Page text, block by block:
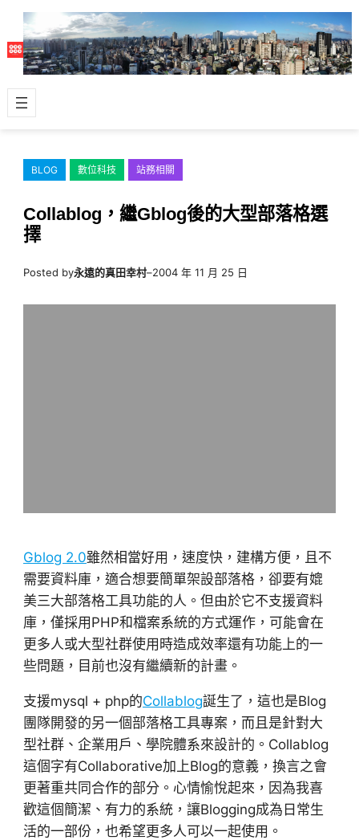
主
容
BLOG 數位科技 站務相關
Collablog，繼Gblog後的大型部落格選
擇
Posted by永遠的真田幸村–2004 年 11 月 25 日
Gblog 2.0雖然相當好用，速度快，建構方便，且不
需要資料庫，適合想要簡單架設部落格，卻要有媲
美三大部落格工具功能的人。但由於它不支援資料
庫，僅採用PHP和檔案系統的方式運作，可能會在
更多人或大型社群使用時造成效率還有功能上的一
些問題，目前也沒有繼續新的計畫。
支援mysql + php的Collablog誕生了，這也是Blog
團隊開發的另一個部落格工具專案，而且是針對大
型社群、企業用戶、學院體系來設計的。Collablog
這個字有Collaborative加上Blog的意義，換言之會
更著重共同合作的部分。心情愉悅起來，因為我喜
歡這個簡潔、有力的系統，讓Blogging成為日常生
活的一部份，也希望更多人可以一起使用。